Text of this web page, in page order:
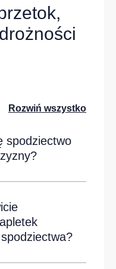
Rozwiń wszystko
spodziectwo